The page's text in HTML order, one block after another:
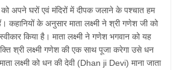
अपने घरों एवं मंदिरों में दीपक जलाने के पश्चात हम
कहानियों के अनुसार माता लक्ष्मी ने श्री गणेश जी को
किया है। माता लक्ष्मी ने गणेश भगवान को यह
श्री लक्ष्मी गणेश की एक साथ पूजा करेगा उसे धन
माता लक्ष्मी को धन की देवी (Dhan ji Devi) माना जाता